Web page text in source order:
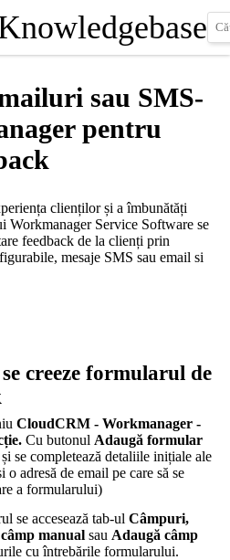
sau SMS-
pentru
clienților și a îmbunătăți
Service Software se
feedback de la clienți prin
mesaje SMS sau email si
creeze formularul de
CloudCRM - Workmanager -
Cu butonul Adaugă formular
se completează detaliile inițiale ale
o adresă de email pe care să se
a formularului)
se accesează tab-ul Câmpuri,
manual sau Adaugă câmp
cu întrebările formularului.